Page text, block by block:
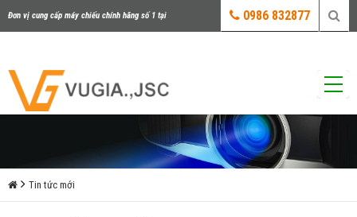
Đơn vị cung cấp máy chiếu chính hãng số 1 tại 0986 832877
Tin tức mới